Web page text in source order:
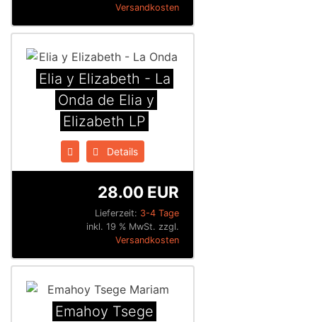
Versandkosten
Elia y Elizabeth - La
Onda de Elia y
Elizabeth LP
Details
Lieferzeit: 3-4 Tage
28.00 EUR
inkl. 19 % MwSt. zzgl.
Versandkosten
Emahoy Tsege